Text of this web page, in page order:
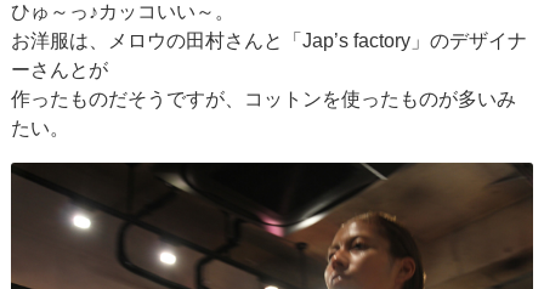
ひゅ～っ♪カッコいい～。
お洋服は、メロウの田村さんと「Jap’s factory」のデザイナ
ーさんとが
作ったものだそうですが、コットンを使ったものが多いみ
たい。